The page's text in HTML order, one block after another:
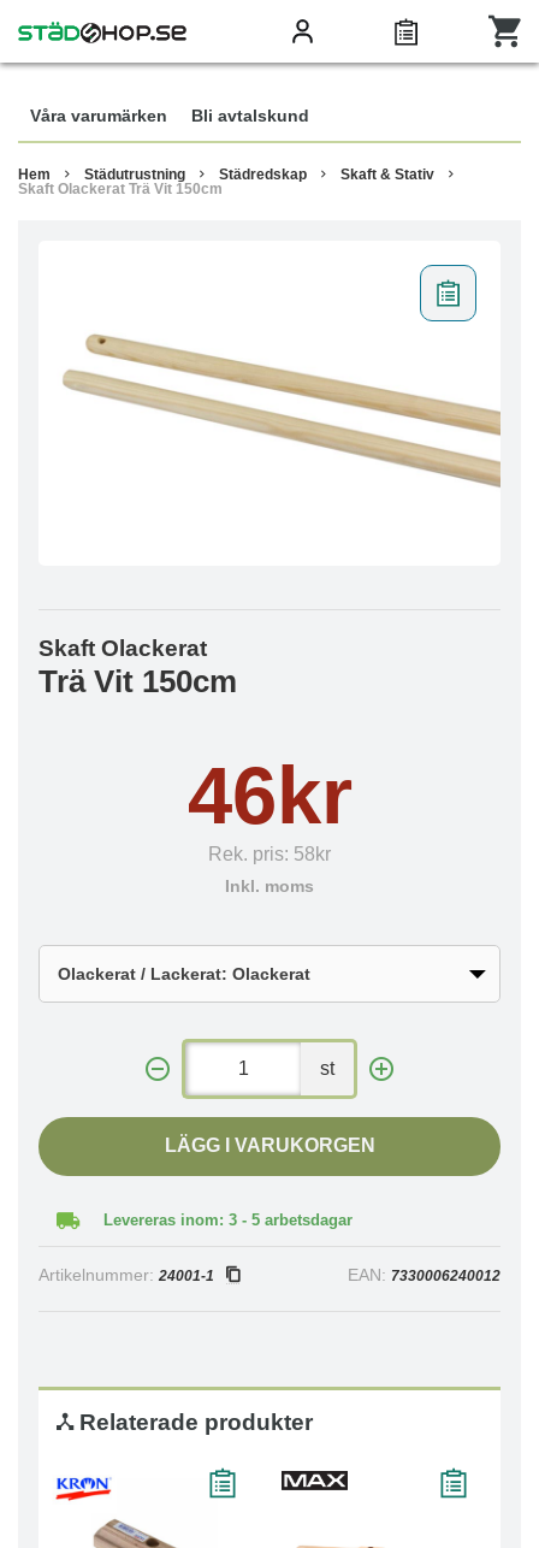
Våra varumärken Bli avtalskund
Hem Städutrustning Städredskap
Skaft & Stativ
Skaft Olackerat Trä Vit 150cm
Skaft Olackerat
Trä Vit 150cm
46kr
Rek. pris: 58kr
Inkl. moms
st
LÄGG I VARUKORGEN
Levereras inom: 3 - 5 arbetsdagar
Artikelnummer: 24001-1 EAN: 7330006240012
Relaterade produkter